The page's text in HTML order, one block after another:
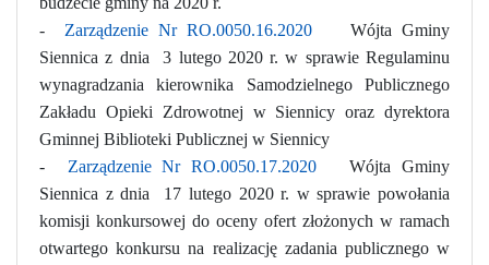
-
Zarządzenie Nr RO.0050.16.2020
Wójta Gminy
Siennica z dnia 3 lutego 2020 r. w sprawie Regulaminu
wynagradzania kierownika Samodzielnego Publicznego
Zakładu Opieki Zdrowotnej w Siennicy oraz dyrektora
Gminnej Biblioteki Publicznej w Siennicy
-
Zarządzenie Nr RO.0050.17.2020
Wójta Gminy
Siennica z dnia 17 lutego 2020 r. w sprawie powołania
komisji konkursowej do oceny ofert złożonych w ramach
otwartego konkursu na realizację zadania publicznego w